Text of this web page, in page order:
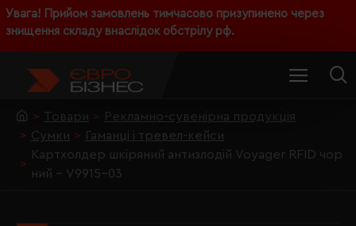
Увага! Прийом замовлень тимчасово призупинено через
знищення складу внаслідок обстрілу рф.
Товари
Рекламно-сувенірна продукція
Сумки
Гаманці і тревел-кейси
Картхолдер шкіряний антизлодій Voyager RFID чор
ний - V9915-03